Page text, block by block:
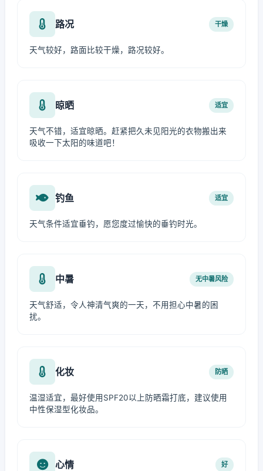
路况 干燥
天气较好，路面比较干燥，路况较好。
晾晒 适宜
天气不错，适宜晾晒。赶紧把久未见阳光的衣物搬出来
吸收一下太阳的味道吧！
钓鱼 适宜
天气条件适宜垂钓，愿您度过愉快的垂钓时光。
中暑 无中暑风险
天气舒适，令人神清气爽的一天，不用担心中暑的困
扰。
化妆 防晒
温湿适宜，最好使用SPF20以上防晒霜打底，建议使用
中性保湿型化妆品。
心情 好